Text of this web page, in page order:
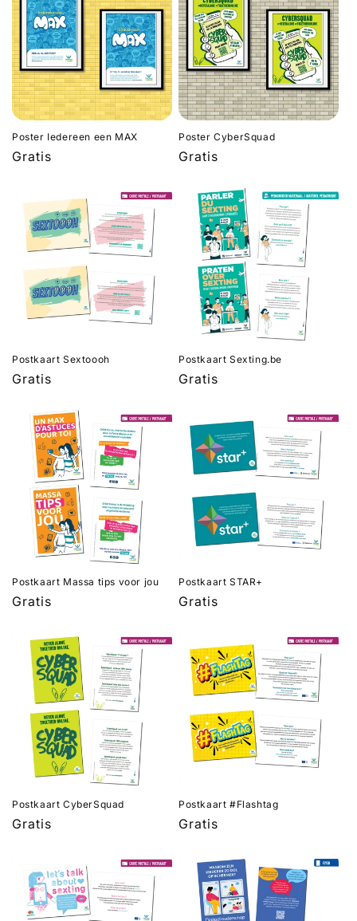
Poster Iedereen een MAX
Normale
Gratis
Poster CyberSquad
Normale
Gratis
Postkaart Sextoooh
Normale
Gratis
Postkaart Sexting.be
Normale
Gratis
Postkaart Massa tips voor jou
Normale
Gratis
Postkaart STAR+
Normale
Gratis
Postkaart CyberSquad
Normale
Gratis
Postkaart #Flashtag
Normale
Gratis